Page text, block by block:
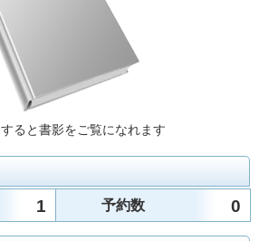
すると書影をご覧になれます
1 予約数 0